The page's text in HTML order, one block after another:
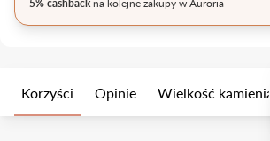
5% cashbackna kolejne zakupy w Auroria
Korzyści Opinie Wielkość kamienia